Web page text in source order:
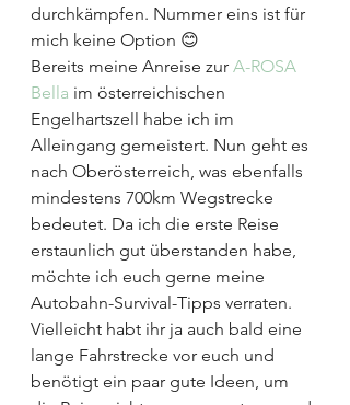
durchkämpfen. Nummer eins ist für
mich keine Option 😊
Bereits meine Anreise zur A-ROSA
Bella im österreichischen
Engelhartszell habe ich im
Alleingang gemeistert. Nun geht es
nach Oberösterreich, was ebenfalls
mindestens 700km Wegstrecke
bedeutet. Da ich die erste Reise
erstaunlich gut überstanden habe,
möchte ich euch gerne meine
Autobahn-Survival-Tipps verraten.
Vielleicht habt ihr ja auch bald eine
lange Fahrstrecke vor euch und
benötigt ein paar gute Ideen, um